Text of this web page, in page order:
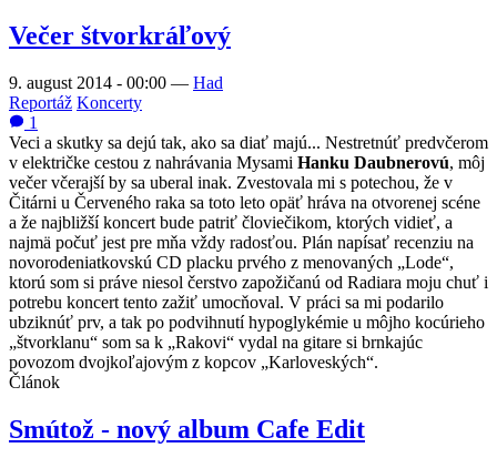
Večer štvorkráľový
9. august 2014 - 00:00 — Had
Reportáž Koncerty
1
Veci a skutky sa dejú tak, ako sa diať majú... Nestretnúť predvčerom
v električke cestou z nahrávania Mysami Hanku Daubnerovú, môj
večer včerajší by sa uberal inak. Zvestovala mi s potechou, že v
Čitárni u Červeného raka sa toto leto opäť hráva na otvorenej scéne
a že najbližší koncert bude patriť človiečikom, ktorých vidieť, a
najmä počuť jest pre mňa vždy radosťou. Plán napísať recenziu na
novorodeniatkovskú CD placku prvého z menovaných „Lode“,
ktorú som si práve niesol čerstvo zapožičanú od Radiara moju chuť i
potrebu koncert tento zažiť umocňoval. V práci sa mi podarilo
ubziknúť prv, a tak po podvihnutí hypoglykémie u môjho kocúrieho
„štvorklanu“ som sa k „Rakovi“ vydal na gitare si brnkajúc
povozom dvojkoľajovým z kopcov „Karloveských“.
Článok
Smútož - nový album Cafe Edit